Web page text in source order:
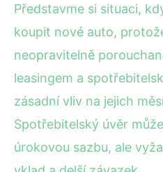
Představme si situaci,
koupit nové auto,
neopravitelně
leasingem a
zásadní vliv na jejich
Spotřebitelský úvěr
úrokovou sazbu, ale